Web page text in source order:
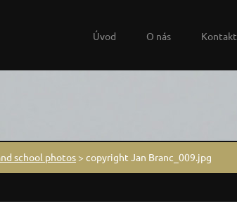
Úvod O nás Kontakt
school photos > copyright Jan Branc_009.jpg